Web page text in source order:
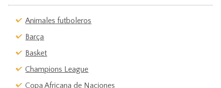
Animales futboleros
Barça
Basket
Champions League
Copa Africana de Naciones